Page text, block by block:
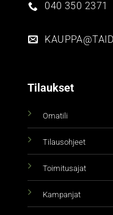
040 350 2371
Tilaukset
Omatili
Tilausohjeet
Toimitusajat
Kampanjat